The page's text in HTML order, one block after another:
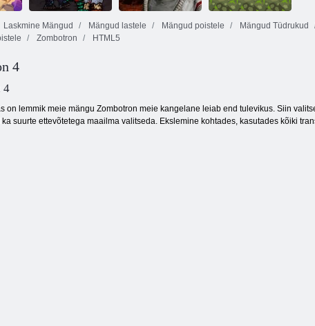
Laskmine Mängud Mängud lastele Mängud poistele Mängud Tüdrukud
Zombotron HTML5
4
4
on lemmik meie mängu Zombotron meie kangelane leiab end tulevikus. Siin
suurte ettevõtetega maailma valitseda. Ekslemine kohtades, kasutades kõiki